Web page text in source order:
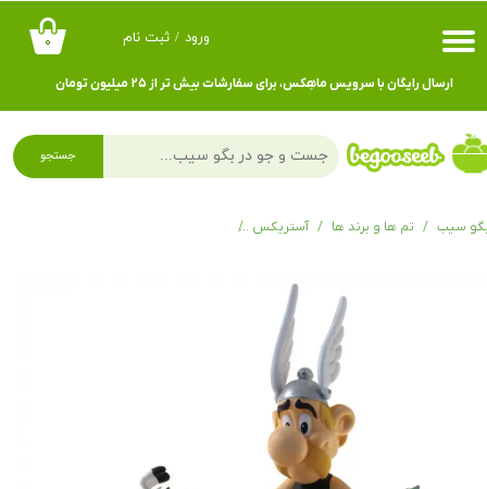
۰ ورود / ثبت نام
حساب کاربری من
تغییر گذر واژه
سفارشات
ارسال رایگان با سرویس ماهِکس، برای سفارشات بیش تر از ۲۵ میلیون تومان
جستجو
سیب تم ها و برند ها آستریکس